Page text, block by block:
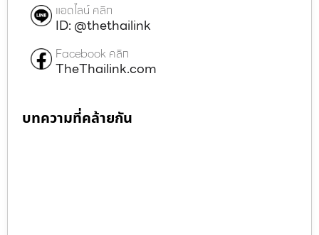
แอดไลน์ คลิก
ID: @thethailink
Facebook คลิก
TheThailink.com
บทความที่คล้ายกัน